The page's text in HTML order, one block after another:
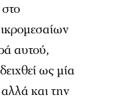
αυτού,
ως μία
και την